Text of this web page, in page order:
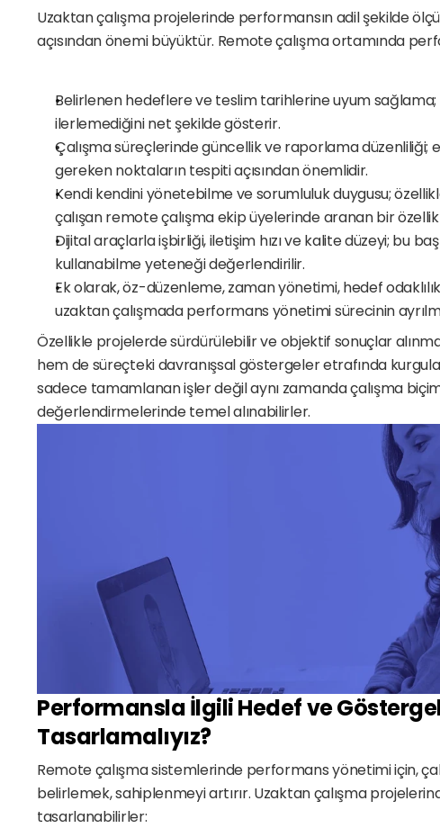
Uzaktan çalışma projelerinde performansın adil şekilde
açısından önemi büyüktür. Remote çalışma ortamında
Belirlenen hedeflere ve teslim tarihlerine uyum sağlama;
ilerlemediğini net şekilde gösterir.
Çalışma süreçlerinde güncellik ve raporlama düzenliliği;
gereken noktaların tespiti açısından önemlidir.
Kendi kendini yönetebilme ve sorumluluk duygusu;
çalışan remote çalışma ekip üyelerinde aranan bir
Dijital araçlarla işbirliği, iletişim hızı ve kalite düzeyi; bu
kullanabilme yeteneği değerlendirilir.
Ek olarak, öz-düzenleme, zaman yönetimi, hedef
uzaktan çalışmada performans yönetimi sürecinin
Özellikle projelerde sürdürülebilir ve objektif sonuçlar
hem de süreçteki davranışsal göstergeler etrafında
sadece tamamlanan işler değil aynı zamanda çalışma
değerlendirmelerinde temel alınabilirler.
Performansla İlgili Hedef ve
Tasarlamalıyız?
Remote çalışma sistemlerinde performans yönetimi için,
belirlemek, sahiplenmeyi artırır. Uzaktan çalışma
tasarlanabilirler: